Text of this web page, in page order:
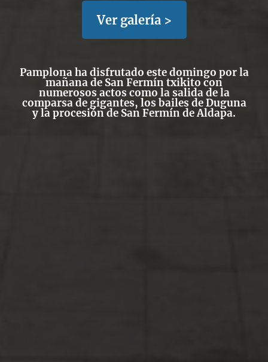
Ver galería >
Pamplona ha disfrutado este domingo por la
mañana de San Fermín txikito con
numerosos actos como la salida de la
comparsa de gigantes, los bailes de Duguna
y la procesión de San Fermín de Aldapa.